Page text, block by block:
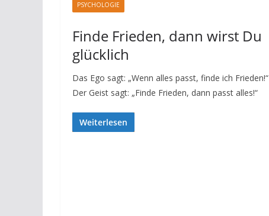
PSYCHOLOGIE
Finde Frieden, dann wirst Du
glücklich
Das Ego sagt: „Wenn alles passt, finde ich Frieden!“
Der Geist sagt: „Finde Frieden, dann passt alles!“
Weiterlesen